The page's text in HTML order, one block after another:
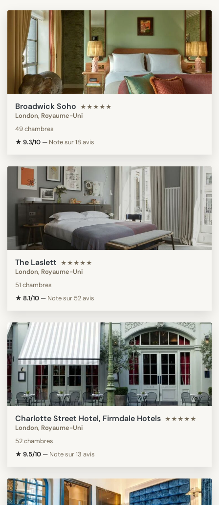
Broadwick Soho ★★★★★
London, Royaume-Uni
49 chambres
★ 9.3/10 — Note sur 18 avis
The Laslett ★★★★★
London, Royaume-Uni
51 chambres
★ 8.1/10 — Note sur 52 avis
Charlotte Street Hotel, Firmdale Hotels ★★★★★
London, Royaume-Uni
52 chambres
★ 9.5/10 — Note sur 13 avis